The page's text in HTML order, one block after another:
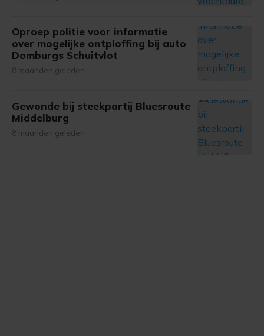
gemaakte keuze altijd wijzigen of intrekken.
Oproep politie voor informatie
over mogelijke ontploffing bij auto
Domburgs Schuitvlot
8 maanden geleden
Gewonde bij steekpartij Bluesroute
Middelburg
8 maanden geleden